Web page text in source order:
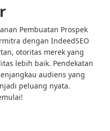
Pembuatan Prospek
dengan IndeedSEO
otoritas merek yang
lebih baik. Pendekatan
audiens yang
peluang nyata.